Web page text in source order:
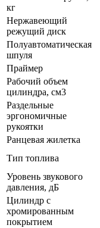
кг
Нержавеющий
режущий диск
Полуавтоматическая
шпуля
Праймер
Рабочий объем
цилиндра, см3
Раздельные
эргономичные
рукоятки
Ранцевая жилетка
Тип топлива
Уровень звукового
давления, дБ
Цилиндр с
хромированным
покрытием